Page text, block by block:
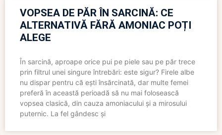
VOPSEA DE PĂR ÎN SARCINĂ: CE
ALTERNATIVĂ FĂRĂ AMONIAC POȚI
ALEGE
În sarcină, aproape orice pui pe piele sau pe păr trece
prin filtrul unei singure întrebări: este sigur? Firele albe
nu dispar pentru că ești însărcinată, dar multe femei
preferă în această perioadă să nu mai folosească
vopsea clasică, din cauza amoniacului și a mirosului
puternic. La fel gândesc și